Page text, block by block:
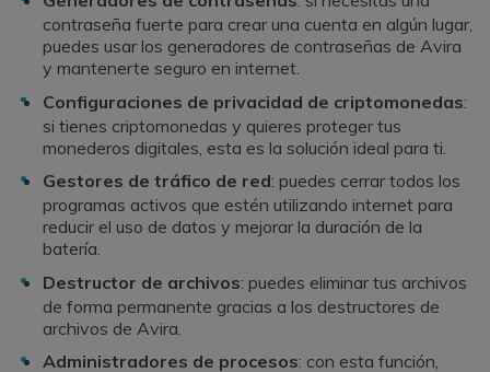
contraseña fuerte para crear una cuenta en algún lugar,
puedes usar los generadores de contraseñas de Avira
y mantenerte seguro en internet.
Configuraciones de privacidad de criptomonedas:
si tienes criptomonedas y quieres proteger tus
monederos digitales, esta es la solución ideal para ti.
Gestores de tráfico de red: puedes cerrar todos los
programas activos que estén utilizando internet para
reducir el uso de datos y mejorar la duración de la
batería.
Destructor de archivos: puedes eliminar tus archivos
de forma permanente gracias a los destructores de
archivos de Avira.
Administradores de procesos: con esta función,